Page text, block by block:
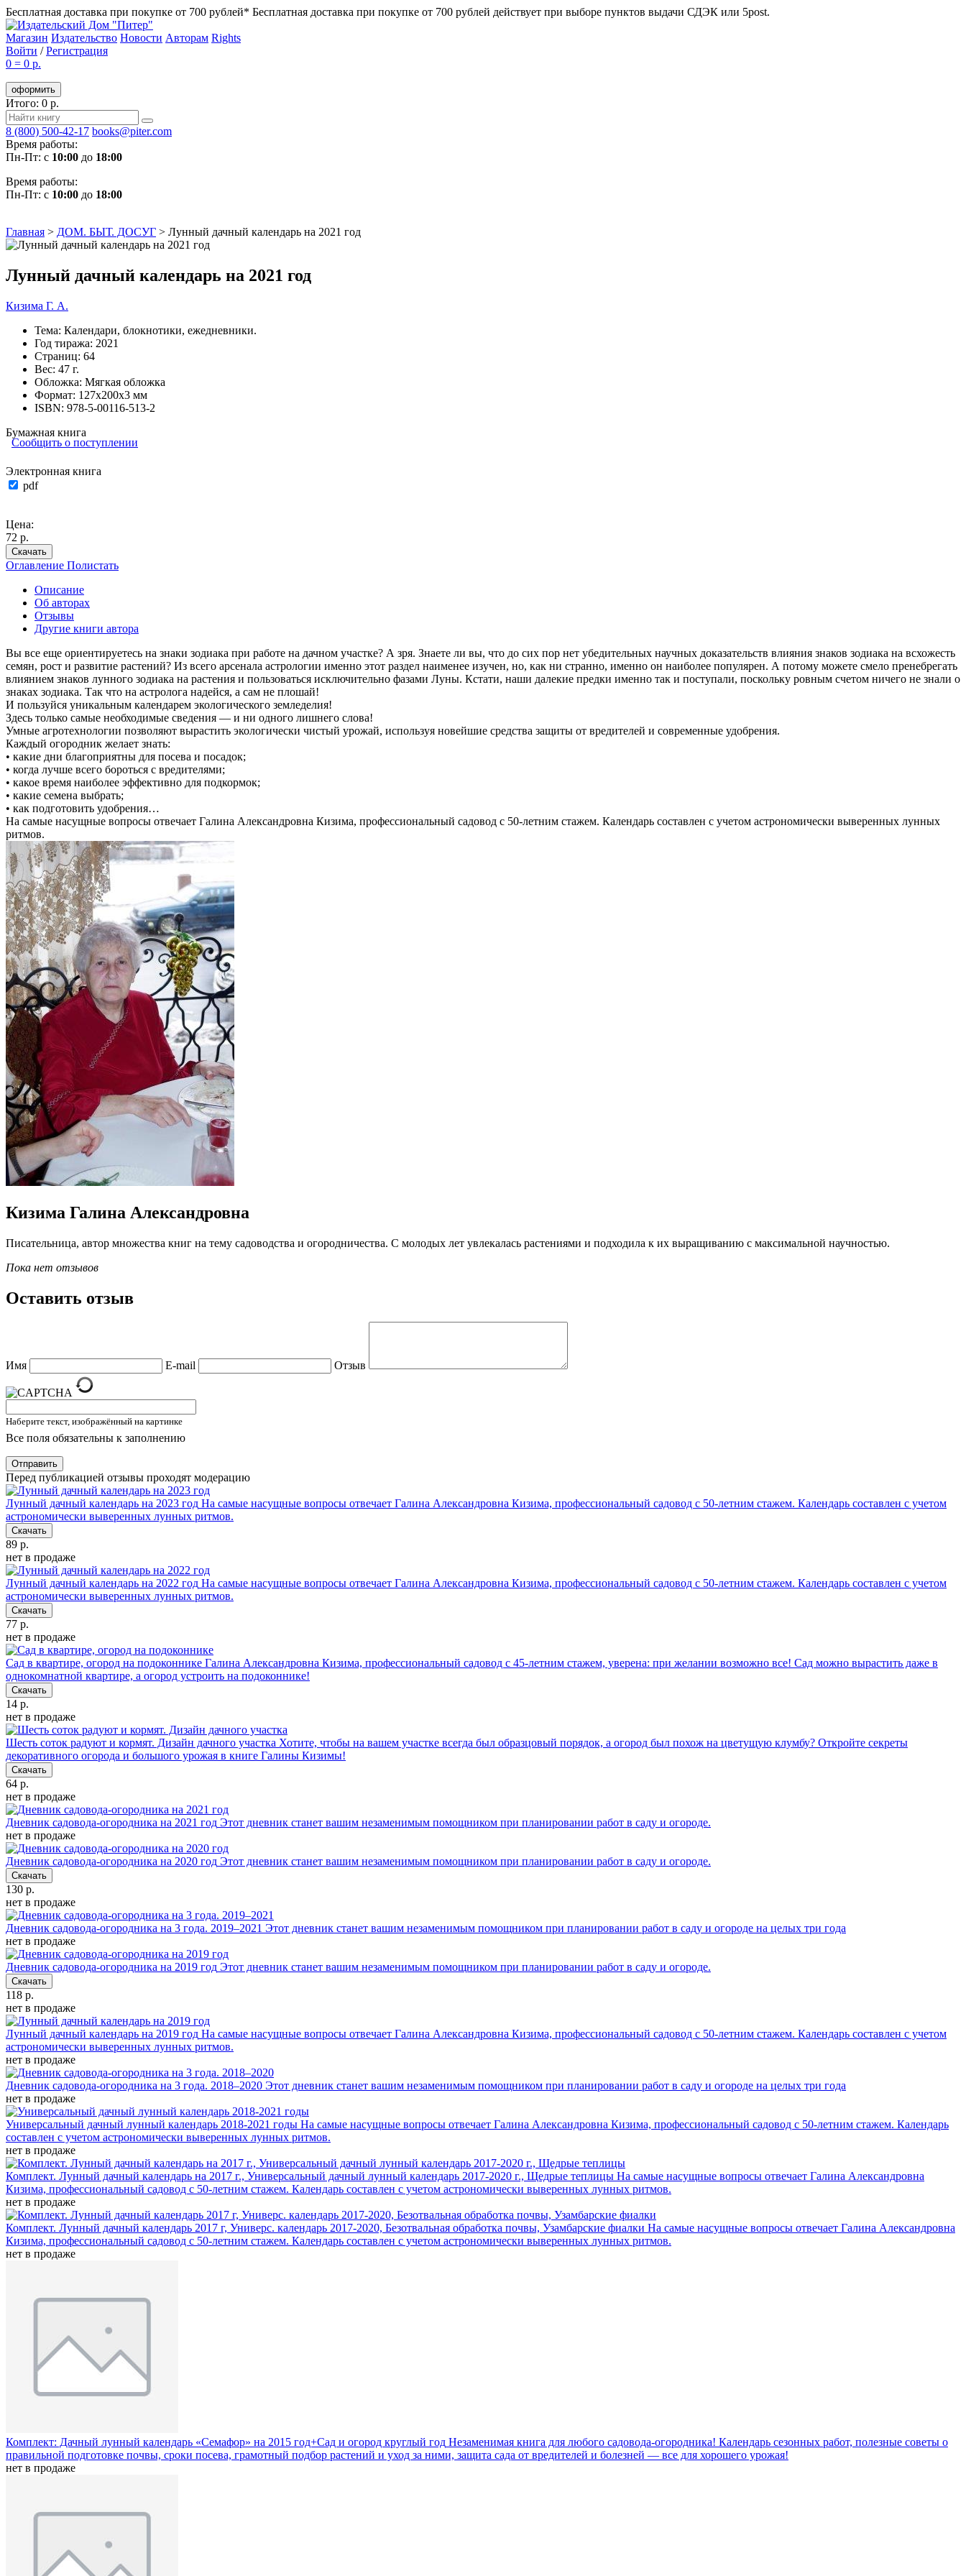
Бесплатная доставка при покупке от 700 рублей* Бесплатная доставка при покупке от 700 рублей действует при выборе пунктов выдачи СДЭК или 5post.
Магазин Издательство Новости Авторам Rights
Войти /Регистрация
0 = 0 р.
оформить
Итого: 0 р.
8 (800) 500-42-17 books@piter.com
Время работы:
Пн-Пт: с 10:00 до 18:00
Время работы:
Пн-Пт: с 10:00 до 18:00
Главная > ДОМ. БЫТ. ДОСУГ > Лунный дачный календарь на 2021 год
Лунный дачный календарь на 2021 год
Кизима Г. А.
Тема: Календари, блокнотики, ежедневники.
Год тиража: 2021
Страниц: 64
Вес: 47 г.
Обложка: Мягкая обложка
Формат: 127х200х3 мм
ISBN: 978-5-00116-513-2
Бумажная книга
Сообщить о поступлении
Электронная книга
pdf
Цена:
72 р.
Скачать
Оглавление Полистать
Описание
Об авторах
Отзывы
Другие книги автора
Вы все еще ориентируетесь на знаки зодиака при работе на дачном участке? А зря. Знаете ли вы, что до сих пор нет убедительных научных доказательств влияния знаков зодиака на всхожесть
семян, рост и развитие растений? Из всего арсенала астрологии именно этот раздел наименее изучен, но, как ни странно, именно он наиболее популярен. А потому можете смело пренебрегать
влиянием знаков лунного зодиака на растения и пользоваться исключительно фазами Луны. Кстати, наши далекие предки именно так и поступали, поскольку ровным счетом ничего не знали о
знаках зодиака. Так что на астролога надейся, а сам не плошай!
И пользуйся уникальным календарем экологического земледелия!
Здесь только самые необходимые сведения — и ни одного лишнего слова!
Умные агротехнологии позволяют вырастить экологически чистый урожай, используя новейшие средства защиты от вредителей и современные удобрения.
Каждый огородник желает знать:
• какие дни благоприятны для посева и посадок;
• когда лучше всего бороться с вредителями;
• какое время наиболее эффективно для подкормок;
• какие семена выбрать;
• как подготовить удобрения…
На самые насущные вопросы отвечает Галина Александровна Кизима, профессиональный садовод с 50-летним стажем. Календарь составлен с учетом астрономически выверенных лунных
ритмов.
Кизима Галина Александровна
Писательница, автор множества книг на тему садоводства и огородничества. С молодых лет увлекалась растениями и подходила к их выращиванию с максимальной научностью.
Пока нет отзывов
Оставить отзыв
Имя E-mail Отзыв
Наберите текст, изображённый на картинке
Все поля обязательны к заполнению
Отправить
Перед публикацией отзывы проходят модерацию
Лунный дачный календарь на 2023 год На самые насущные вопросы отвечает Галина Александровна Кизима, профессиональный садовод с 50-летним стажем. Календарь составлен с учетом
астрономически выверенных лунных ритмов.
Скачать
89 р.
нет в продаже
Лунный дачный календарь на 2022 год На самые насущные вопросы отвечает Галина Александровна Кизима, профессиональный садовод с 50-летним стажем. Календарь составлен с учетом
астрономически выверенных лунных ритмов.
Скачать
77 р.
нет в продаже
Сад в квартире, огород на подоконнике Галина Александровна Кизима, профессиональный садовод с 45-летним стажем, уверена: при желании возможно все! Сад можно вырастить даже в
однокомнатной квартире, а огород устроить на подоконнике!
Скачать
14 р.
нет в продаже
Шесть соток радуют и кормят. Дизайн дачного участка Хотите, чтобы на вашем участке всегда был образцовый порядок, а огород был похож на цветущую клумбу? Откройте секреты
декоративного огорода и большого урожая в книге Галины Кизимы!
Скачать
64 р.
нет в продаже
Дневник садовода-огородника на 2021 год Этот дневник станет вашим незаменимым помощником при планировании работ в саду и огороде.
нет в продаже
Дневник садовода-огородника на 2020 год Этот дневник станет вашим незаменимым помощником при планировании работ в саду и огороде.
Скачать
130 р.
нет в продаже
Дневник садовода-огородника на 3 года. 2019–2021 Этот дневник станет вашим незаменимым помощником при планировании работ в саду и огороде на целых три года
нет в продаже
Дневник садовода-огородника на 2019 год Этот дневник станет вашим незаменимым помощником при планировании работ в саду и огороде.
Скачать
118 р.
нет в продаже
Лунный дачный календарь на 2019 год На самые насущные вопросы отвечает Галина Александровна Кизима, профессиональный садовод с 50-летним стажем. Календарь составлен с учетом
астрономически выверенных лунных ритмов.
нет в продаже
Дневник садовода-огородника на 3 года. 2018–2020 Этот дневник станет вашим незаменимым помощником при планировании работ в саду и огороде на целых три года
нет в продаже
Универсальный дачный лунный календарь 2018-2021 годы На самые насущные вопросы отвечает Галина Александровна Кизима, профессиональный садовод с 50-летним стажем. Календарь
составлен с учетом астрономически выверенных лунных ритмов.
нет в продаже
Комплект. Лунный дачный календарь на 2017 г., Универсальный дачный лунный календарь 2017-2020 г., Щедрые теплицы На самые насущные вопросы отвечает Галина Александровна
Кизима, профессиональный садовод с 50-летним стажем. Календарь составлен с учетом астрономически выверенных лунных ритмов.
нет в продаже
Комплект. Лунный дачный календарь 2017 г, Универс. календарь 2017-2020, Безотвальная обработка почвы, Узамбарские фиалки На самые насущные вопросы отвечает Галина Александровна
Кизима, профессиональный садовод с 50-летним стажем. Календарь составлен с учетом астрономически выверенных лунных ритмов.
нет в продаже
Комплект: Дачный лунный календарь «Семафор» на 2015 год+Сад и огород круглый год Незаменимая книга для любого садовода-огородника! Календарь сезонных работ, полезные советы о
правильной подготовке почвы, сроки посева, грамотный подбор растений и уход за ними, защита сада от вредителей и болезней — все для хорошего урожая!
нет в продаже